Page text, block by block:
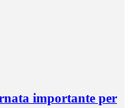
importante per